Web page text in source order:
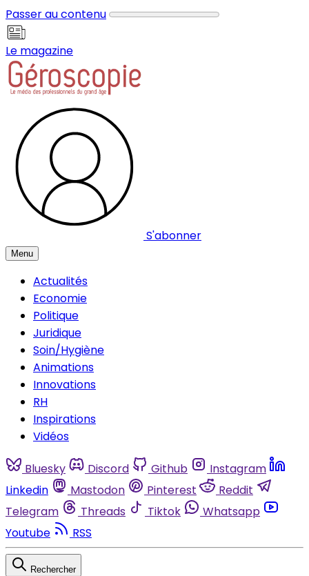
Passer au contenu
Le magazine
S'abonner
Menu
Actualités
Economie
Politique
Juridique
Soin/Hygiène
Animations
Innovations
RH
Inspirations
Vidéos
Bluesky Discord Github
Instagram
Linkedin
Mastodon Pinterest
Reddit
Telegram
Threads Tiktok
Whatsapp
Youtube
RSS
Rechercher
Panneau de gestion des cookies